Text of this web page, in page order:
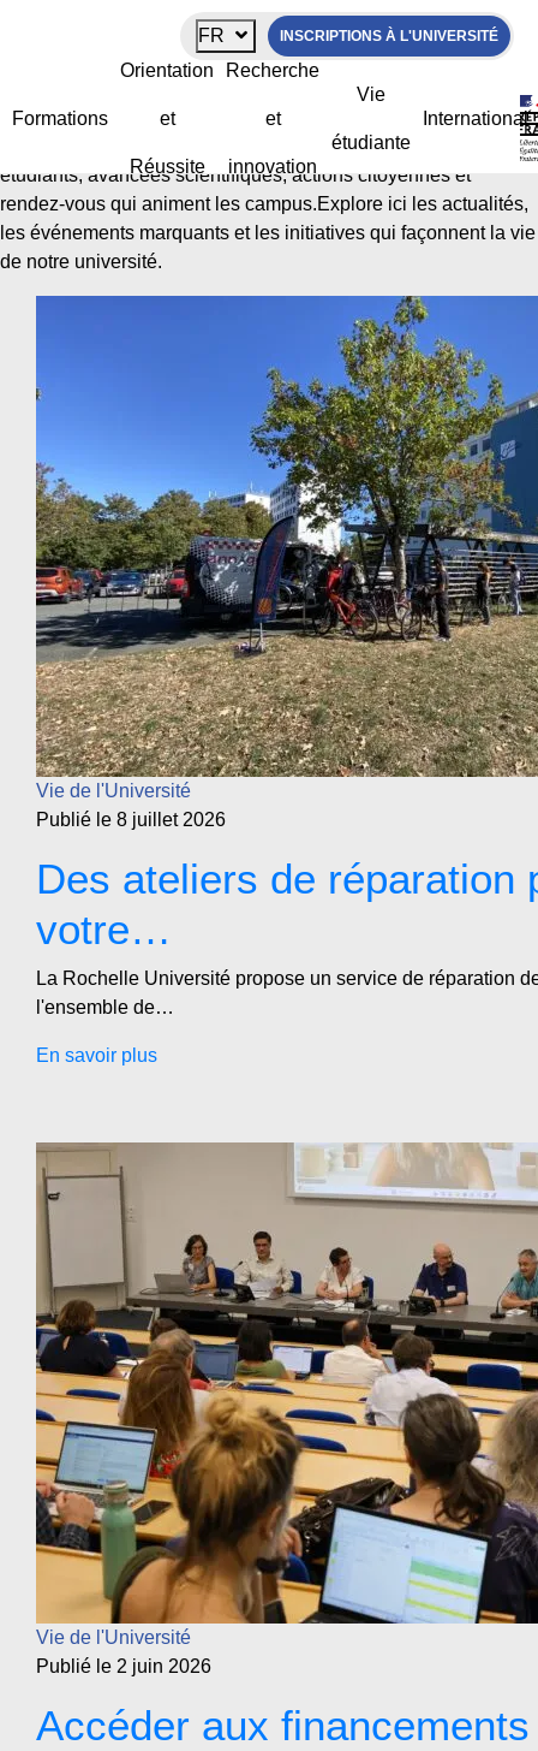
FR INSCRIPTIONS À L'UNIVERSITÉ
Formations
Orientation
et
Réussite
Recherche
et
innovation
Vie
étudiante
International
Découvre toutes nos actualités
La Rochelle Université est en mouvement permanent : projets
étudiants, avancées scientifiques, actions citoyennes et
rendez-vous qui animent les campus.Explore ici les actualités,
les événements marquants et les initiatives qui façonnent la vie
de notre université.
Vie de l'Université
Publié le 8 juillet 2026
Des ateliers de réparation
votre…
La Rochelle Université propose un service de réparation
l'ensemble de…
En savoir plus
Vie de l'Université
Publié le 2 juin 2026
Accéder aux
Panneau de gestion des cookies